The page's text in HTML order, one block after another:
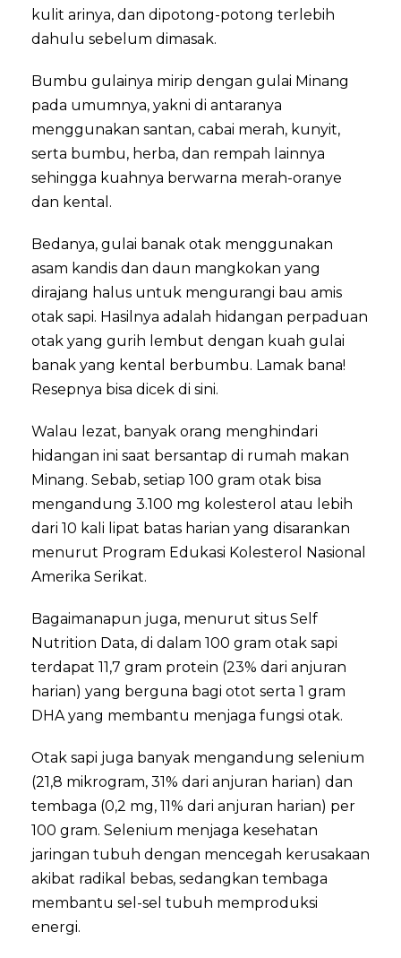
kulit arinya, dan dipotong-potong terlebih
dahulu sebelum dimasak.
Bumbu gulainya mirip dengan gulai Minang
pada umumnya, yakni di antaranya
menggunakan santan, cabai merah, kunyit,
serta bumbu, herba, dan rempah lainnya
sehingga kuahnya berwarna merah-oranye
dan kental.
Bedanya, gulai banak otak menggunakan
asam kandis dan daun mangkokan yang
dirajang halus untuk mengurangi bau amis
otak sapi. Hasilnya adalah hidangan perpaduan
otak yang gurih lembut dengan kuah gulai
banak yang kental berbumbu. Lamak bana!
Resepnya bisa dicek di sini.
Walau lezat, banyak orang menghindari
hidangan ini saat bersantap di rumah makan
Minang. Sebab, setiap 100 gram otak bisa
mengandung 3.100 mg kolesterol atau lebih
dari 10 kali lipat batas harian yang disarankan
menurut Program Edukasi Kolesterol Nasional
Amerika Serikat.
Bagaimanapun juga, menurut situs Self
Nutrition Data, di dalam 100 gram otak sapi
terdapat 11,7 gram protein (23% dari anjuran
harian) yang berguna bagi otot serta 1 gram
DHA yang membantu menjaga fungsi otak.
Otak sapi juga banyak mengandung selenium
(21,8 mikrogram, 31% dari anjuran harian) dan
tembaga (0,2 mg, 11% dari anjuran harian) per
100 gram. Selenium menjaga kesehatan
jaringan tubuh dengan mencegah kerusakaan
akibat radikal bebas, sedangkan tembaga
membantu sel-sel tubuh memproduksi
energi.